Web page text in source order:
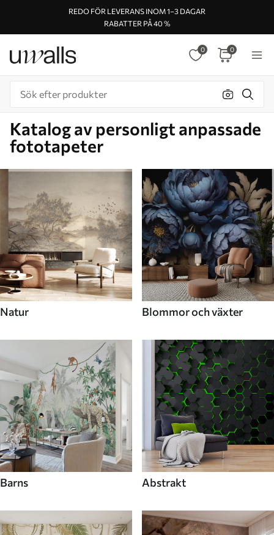
REDO FÖR LEVERANS INOM 1–3 DAGAR
RABATTER PÅ 40 %
0 0
Katalog av personligt anpassade
fototapeter
Natur Blommor och växter
Barns Abstrakt